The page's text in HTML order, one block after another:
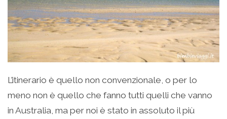
L’itinerario è quello non convenzionale, o per lo
meno non è quello che fanno tutti quelli che vanno
in Australia, ma per noi è stato in assoluto il più